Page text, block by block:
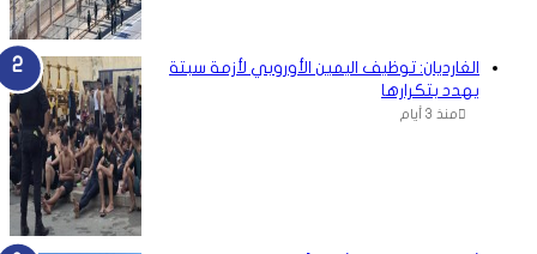
الغارديان: توظيف اليمين الأوروبي لأزمة سبتة
يهدد بتكرارها
منذ 3 أيام